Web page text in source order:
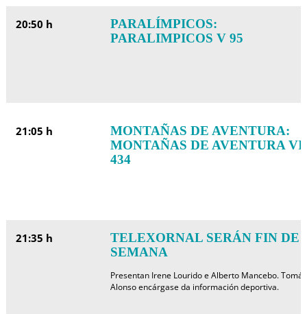
20:50 h
PARALÍMPICOS:
PARALIMPICOS V 95
21:05 h
MONTAÑAS DE AVENTURA:
MONTAÑAS DE AVENTURA VI
434
21:35 h
TELEXORNAL SERÁN FIN DE
SEMANA
Presentan Irene Lourido e Alberto Mancebo. Tomás
Alonso encárgase da información deportiva.